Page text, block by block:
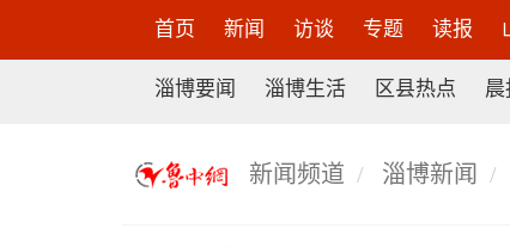
首页 新闻 访谈 专题 读报
淄博要闻 淄博生活 区县热点 晨
新闻频道 淄博新闻